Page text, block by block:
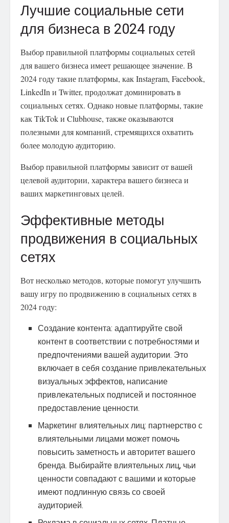
Лучшие социальные сети
для бизнеса в 2024 году
Выбор правильной платформы социальных сетей
для вашего бизнеса имеет решающее значение. В
2024 году такие платформы, как Instagram, Facebook,
LinkedIn и Twitter, продолжат доминировать в
социальных сетях. Однако новые платформы, такие
как TikTok и Clubhouse, также оказываются
полезными для компаний, стремящихся охватить
более молодую аудиторию.
Выбор правильной платформы зависит от вашей
целевой аудитории, характера вашего бизнеса и
ваших маркетинговых целей.
Эффективные методы
продвижения в социальных
сетях
Вот несколько методов, которые помогут улучшить
вашу игру по продвижению в социальных сетях в
2024 году:
Создание контента: адаптируйте свой
контент в соответствии с потребностями и
предпочтениями вашей аудитории. Это
включает в себя создание привлекательных
визуальных эффектов, написание
привлекательных подписей и постоянное
предоставление ценности.
Маркетинг влиятельных лиц: партнерство с
влиятельными лицами может помочь
повысить заметность и авторитет вашего
бренда. Выбирайте влиятельных лиц, чьи
ценности совпадают с вашими и которые
имеют подлинную связь со своей
аудиторией.